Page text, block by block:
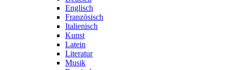
Englisch
Französisch
Italienisch
Kunst
Latein
Literatur
Musik